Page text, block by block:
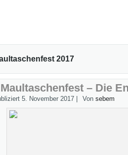
2017
Maultaschenfest – Die
5. November 2017 Von sebem